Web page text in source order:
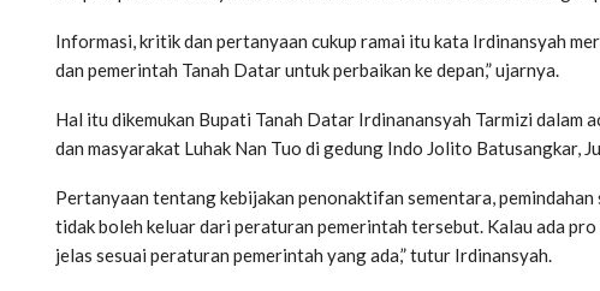
Informasi, kritik dan pertanyaan cukup ramai itu kata Irdinansyah
dan pemerintah Tanah Datar untuk perbaikan ke depan,” ujarnya.
Hal itu dikemukan Bupati Tanah Datar Irdinanansyah Tarmizi dalam
dan masyarakat Luhak Nan Tuo di gedung Indo Jolito Batusangkar,
Pertanyaan tentang kebijakan penonaktifan sementara,
tidak boleh keluar dari peraturan pemerintah tersebut. Kalau ada
jelas sesuai peraturan pemerintah yang ada,” tutur Irdinansyah.